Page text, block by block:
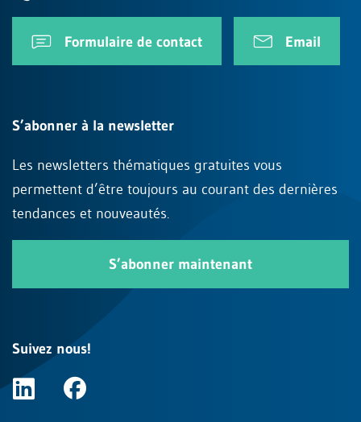
Formulaire de contact Email
S’abonner à la newsletter
Les newsletters thématiques gratuites vous
permettent d’être toujours au courant des dernières
tendances et nouveautés.
S’abonner maintenant
Suivez nous!